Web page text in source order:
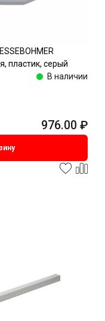
пластик, серый
В наличии
976.00 ₽